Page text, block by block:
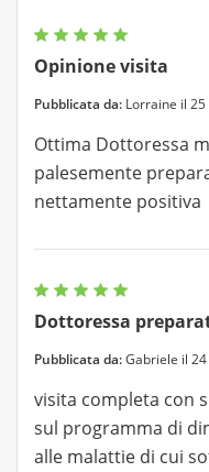
Opinione visita
Pubblicata da: Lorraine il
Ottima Dottoressa
palesemente
nettamente positiva
Dottoressa
Pubblicata da:Gabriele il
visita completa con
sul programma di
alle malattie di cui